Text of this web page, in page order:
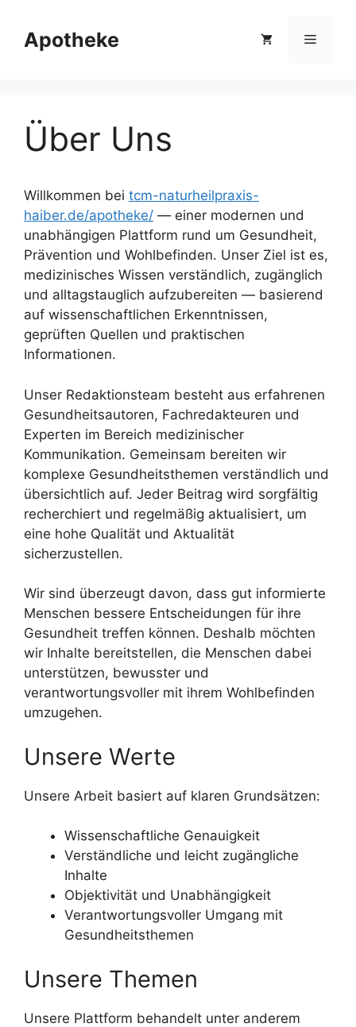
Inhalt
springen
Apotheke Menü
Über Uns
Willkommen bei tcm-naturheilpraxis-
haiber.de/apotheke/ — einer modernen und
unabhängigen Plattform rund um Gesundheit,
Prävention und Wohlbefinden. Unser Ziel ist es,
medizinisches Wissen verständlich, zugänglich
und alltagstauglich aufzubereiten — basierend
auf wissenschaftlichen Erkenntnissen,
geprüften Quellen und praktischen
Informationen.
Unser Redaktionsteam besteht aus erfahrenen
Gesundheitsautoren, Fachredakteuren und
Experten im Bereich medizinischer
Kommunikation. Gemeinsam bereiten wir
komplexe Gesundheitsthemen verständlich und
übersichtlich auf. Jeder Beitrag wird sorgfältig
recherchiert und regelmäßig aktualisiert, um
eine hohe Qualität und Aktualität
sicherzustellen.
Wir sind überzeugt davon, dass gut informierte
Menschen bessere Entscheidungen für ihre
Gesundheit treffen können. Deshalb möchten
wir Inhalte bereitstellen, die Menschen dabei
unterstützen, bewusster und
verantwortungsvoller mit ihrem Wohlbefinden
umzugehen.
Unsere Werte
Unsere Arbeit basiert auf klaren Grundsätzen:
Wissenschaftliche Genauigkeit
Verständliche und leicht zugängliche
Inhalte
Objektivität und Unabhängigkeit
Verantwortungsvoller Umgang mit
Gesundheitsthemen
Unsere Themen
Unsere Plattform behandelt unter anderem